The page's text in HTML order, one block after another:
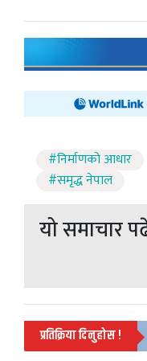
#निर्माणको आधार
#समृद्ध नेपाल
यो समाचार
प्रतिक्रिया दिनुहोस !